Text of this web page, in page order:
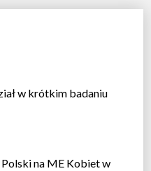
w krótkim badaniu
na ME Kobiet w